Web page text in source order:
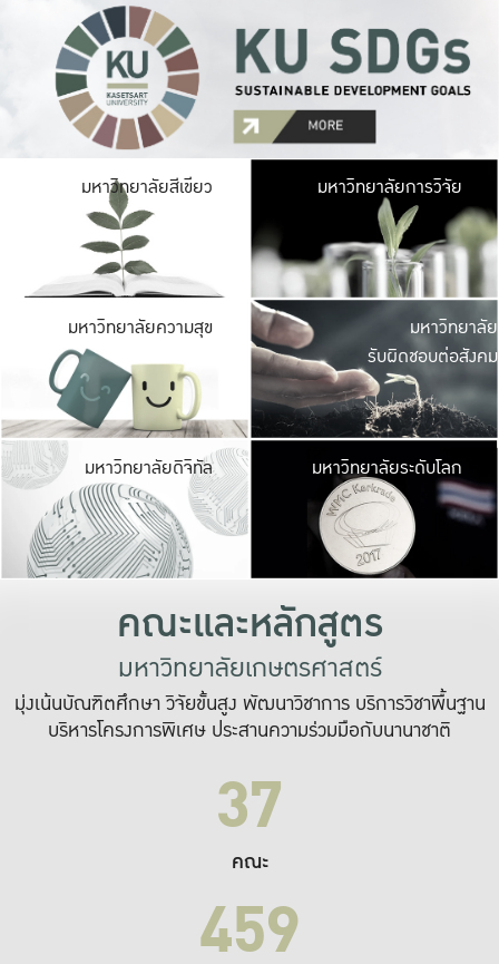
มหาวิทยาลัยสีเขียว มหาวิ
มีพื้นที่เขียวสดใส
เป็นป่าในเมือง เกษต
มหาวิทยาลัยการวิจัย
มหาวิทยาลัยความสุข มหาวิ
ค
เปิดประ
และพบเรื่องราวใ
มหาวิทยาลัย
รับผิดชอบต่อสังคม
มหาวิทยาลัยดิจิทัล มหาวิ
เปลี่ยนแปลง แล
เพื่อทำง
ระบบสารสนเทศ
มหาวิทยาลัยระดับโลก
คณะและหลักสูตร
มหาวิทยาลัยเกษตรศาสตร์
มุ่งเน้นบัณฑิตศึกษา วิจัยขั้นสูง พัฒนาวิชาการ บริการวิชาพื้นฐาน
บริหารโครงการพิเศษ ประสานความร่วมมือกับนานาชาติ
37
คณะ
459